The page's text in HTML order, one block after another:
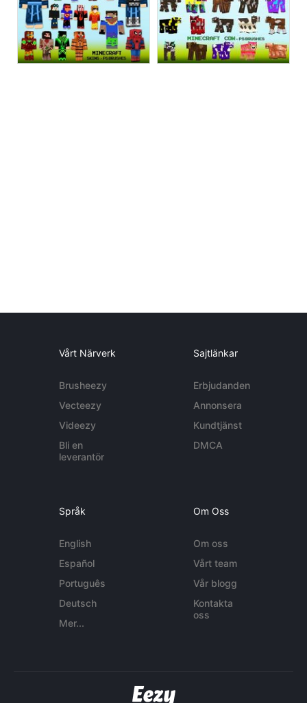
Vårt Närverk
Brusheezy
Vecteezy
Videezy
Bli en
leverantör
Sajtlänkar
Erbjudanden
Annonsera
Kundtjänst
DMCA
Språk
English
Español
Português
Deutsch
Mer...
Om Oss
Om oss
Vårt team
Vår blogg
Kontakta
oss